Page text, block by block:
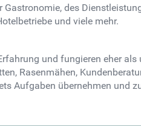
des
und viele mehr.
und fungieren eher
Rasenmähen,
Aufgaben übernehmen und